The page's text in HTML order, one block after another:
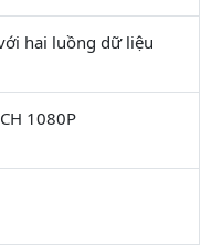
hai luồng dữ liệu
1080P